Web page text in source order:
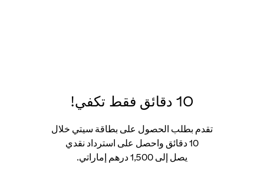
10 دقائق فقط تكفي!
تقدم بطلب الحصول على بطاقة سيتي خلال
10 دقائق واحصل على استرداد نقدي
يصل إلى 1,500 درهم إماراتي.